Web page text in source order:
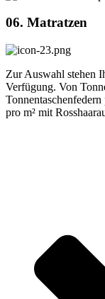
06. Matratzen
Zur Auswahl stehen
Verfügung. Von
pro m² mit